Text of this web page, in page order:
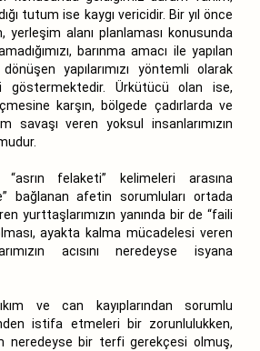
tutum ise kaygı vericidir. Bir yıl önce
yerleşim alanı planlaması konusunda
barınma amacı ile yapılan
yapılarımızı yöntemli olarak
göstermektedir. Ürkütücü olan ise,
karşın, bölgede çadırlarda ve
savaşı veren yoksul insanlarımızın
“asrın felaketi” kelimeleri arasına
bağlanan afetin sorumluları ortada
yurttaşlarımızın yanında bir de “faili
ayakta kalma mücadelesi veren
acısını neredeyse isyana
ve can kayıplarından sorumlu
istifa etmeleri bir zorunlulukken,
neredeyse bir terfi gerekçesi olmuş,